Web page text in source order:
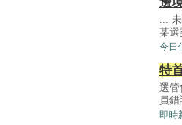
...
某選
今日
特
選管
員
即時